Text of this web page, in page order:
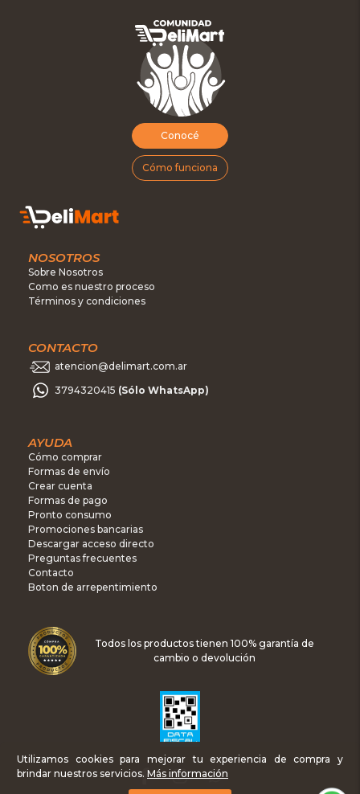
Conocé
Cómo funciona
NOSOTROS
Sobre Nosotros
Como es nuestro proceso
Términos y condiciones
CONTACTO
atencion@delimart.com.ar
3794320415 (Sólo WhatsApp)
AYUDA
Cómo comprar
Formas de envío
Crear cuenta
Formas de pago
Pronto consumo
Promociones bancarias
Descargar acceso directo
Preguntas frecuentes
Contacto
Boton de arrepentimiento
Todos los productos tienen 100% garantía de
cambio o devolución
Utilizamos cookies para mejorar tu experiencia de compra y
brindar nuestros servicios. Más información